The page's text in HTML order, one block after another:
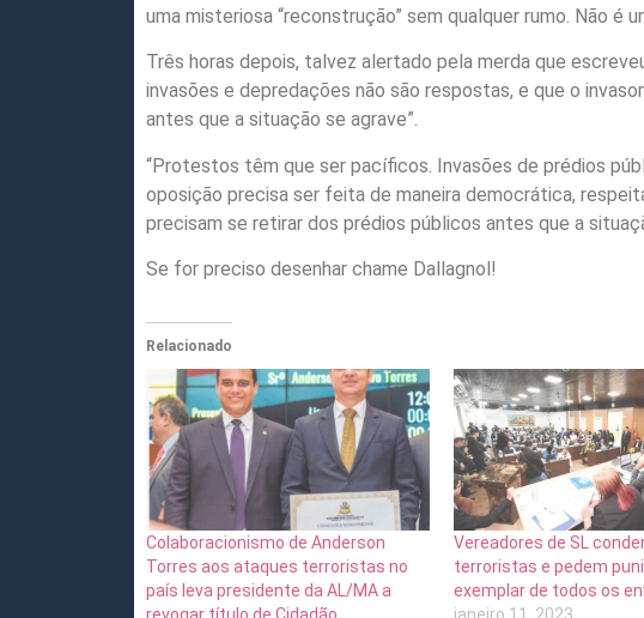
uma misteriosa “reconstrução” sem qualquer rumo. Não é
Três horas depois, talvez alertado pela merda que
invasões e depredações não são respostas, e que o
antes que a situação se agrave”.
“Protestos têm que ser pacíficos. Invasões de prédios
oposição precisa ser feita de maneira democrática,
precisam se retirar dos prédios públicos antes que a
Se for preciso desenhar chame Dallagnol!
Relacionado
Colaboracionismo de Anderson
Torres aos ataques terroristas no
país leva presidente da AL/MA a
Vereadores de SL
terroristas e pedem
exemplar de todos os